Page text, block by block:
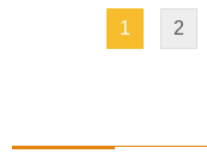
1 2